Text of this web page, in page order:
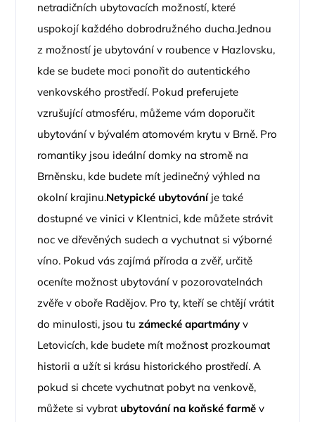
netradičních ubytovacích možností, které
uspokojí každého dobrodružného ducha.Jednou
z možností je ubytování v roubence v Hazlovsku,
kde se budete moci ponořit do autentického
venkovského prostředí. Pokud preferujete
vzrušující atmosféru, můžeme vám doporučit
ubytování v bývalém atomovém krytu v Brně. Pro
romantiky jsou ideální domky na stromě na
Brněnsku, kde budete mít jedinečný výhled na
okolní krajinu.Netypické ubytováníje také
dostupné ve vinici v Klentnici, kde můžete strávit
noc ve dřevěných sudech a vychutnat si výborné
víno. Pokud vás zajímá příroda a zvěř, určitě
oceníte možnost ubytování v pozorovatelnách
zvěře v oboře Radějov. Pro ty, kteří se chtějí vrátit
do minulosti, jsou tuzámecké apartmány v
Letovicích, kde budete mít možnost prozkoumat
historii a užít si krásu historického prostředí. A
pokud si chcete vychutnat pobyt na venkově,
můžete si vybrat ubytování na koňské farmě v